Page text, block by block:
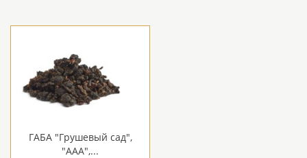
ГАБА "Грушевый сад",
"ААА",...